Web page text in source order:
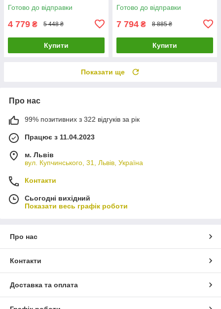
Готово до відправки
4 779 ₴ 5 448 ₴
Купити
Готово до відправки
7 794 ₴ 8 885 ₴
Купити
Показати ще
Про нас
99% позитивних з 322 відгуків за рік
Працює з 11.04.2023
м. Львів
вул. Купчинського, 31, Львів, Україна
Контакти
Сьогодні вихідний
Показати весь графік роботи
Про нас
Контакти
Доставка та оплата